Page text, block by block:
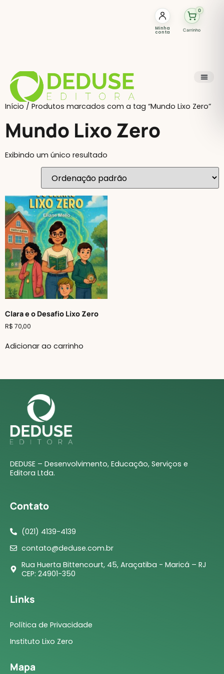
Minha
conta Carrinho
0
Início / Produtos marcados com a tag “Mundo Lixo Zero”
Mundo Lixo Zero
Exibindo um único resultado
Clara e o Desafio Lixo Zero
R$ 70,00
Adicionar ao carrinho
DEDUSE – Desenvolvimento, Educação, Serviços e
Editora Ltda.
Contato
(021) 4139-4139
contato@deduse.com.br
Rua Huerta Bittencourt, 45, Araçatiba - Maricá – RJ
CEP: 24901-350
Links
Política de Privacidade
Instituto Lixo Zero
Mapa